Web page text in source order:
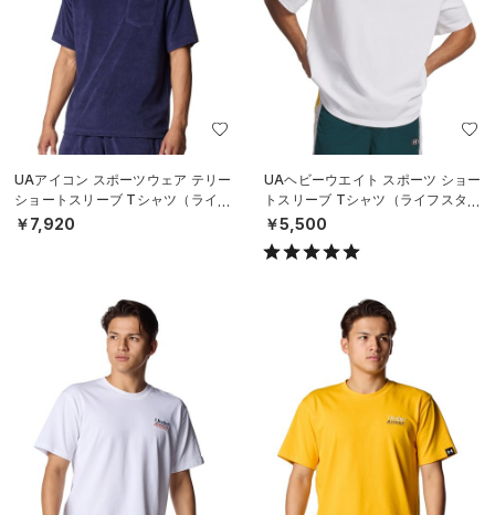
UAアイコン スポーツウェア テリー
ショートスリーブ Tシャツ（ライフ
スタイル/MEN）
￥7,920
UAヘビーウエイト スポーツ ショー
トスリーブ Tシャツ（ライフスタイ
ル/MEN）
￥5,500